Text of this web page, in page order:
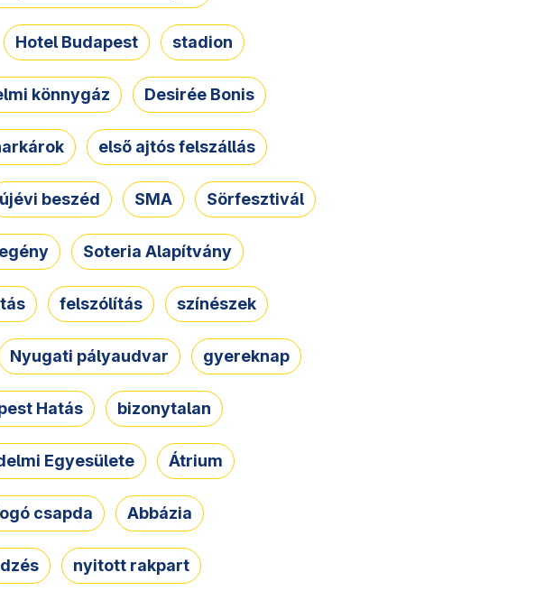
Hotel Budapest stadion
könnygáz Desirée Bonis
első ajtós felszállás
újévi beszéd SMA Sörfesztivál
Soteria Alapítvány
felszólítás színészek
Nyugati pályaudvar gyereknap
Hatás bizonytalan
Egyesülete Átrium
csapda Abbázia
nyitott rakpart